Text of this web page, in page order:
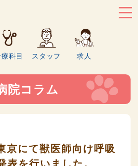
科目 スタッフ 求人
院コラム
にて獣医師向け呼吸
表を行いました。